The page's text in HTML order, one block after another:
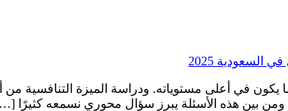
يكون في أعلى مستوياته. ودراسة الميزة التنافسية
ومن بين هذه الأسئلة يبرز سؤال محوري نسمعه كثيرًا